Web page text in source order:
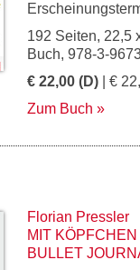
192 Seiten, 22,5
Buch, 978-3-
€ 22,00 (D) | €
Zum Buch
Florian Pressler
MIT
BULLET